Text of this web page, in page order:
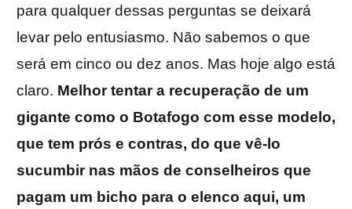
para qualquer dessas perguntas se deixará
levar pelo entusiasmo. Não sabemos o que
será em cinco ou dez anos. Mas hoje algo está
claro. Melhor tentar a recuperação de um
gigante como o Botafogo com esse modelo,
que tem prós e contras, do que vê-lo
sucumbir nas mãos de conselheiros que
pagam um bicho para o elenco aqui, um